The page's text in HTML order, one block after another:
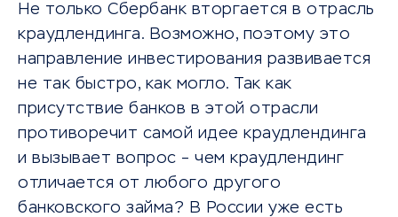
Не только Сбербанк вторгается в отрасль
краудлендинга. Возможно, поэтому это
направление инвестирования развивается
не так быстро, как могло. Так как
присутствие банков в этой отрасли
противоречит самой идее краудлендинга
и вызывает вопрос – чем краудлендинг
отличается от любого другого
банковского займа? В России уже есть